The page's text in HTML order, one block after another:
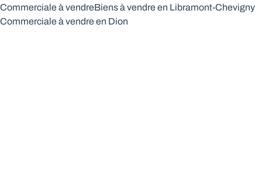
Commerciale à vendreBiens à vendre en Libramont-Chevigny
Commerciale à vendre en Dion